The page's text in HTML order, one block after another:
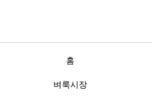
홈
벼룩시장